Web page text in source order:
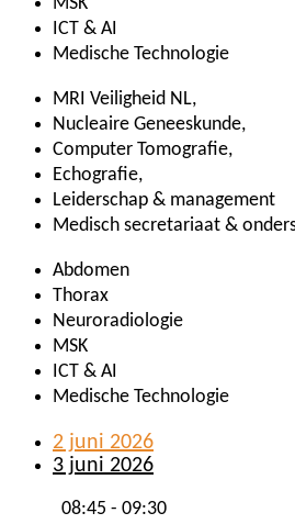
MSK
ICT & AI
Medische Technologie
MRI Veiligheid NL,
Nucleaire Geneeskunde,
Computer Tomografie,
Echografie,
Leiderschap & management
Medisch secretariaat &
Abdomen
Thorax
Neuroradiologie
MSK
ICT & AI
Medische Technologie
2 juni 2026
3 juni 2026
08:45 - 09:30